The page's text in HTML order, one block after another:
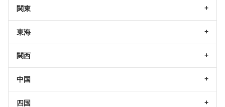
関東
東海
関西
中国
四国